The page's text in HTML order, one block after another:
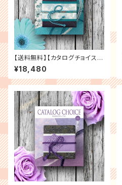
【送料無料】【カタログチョイス】
カタログギフト [ゴブラン] ギフト
お返し 内祝い 香典返し 結婚祝
い 引出物 グルメ 出産祝い 新築
レゼント カタログギフト
¥18,480